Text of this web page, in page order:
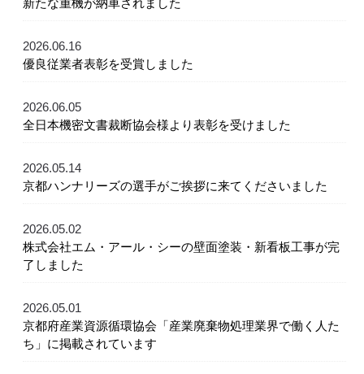
新たな重機が納車されました
2026.06.16
優良従業者表彰を受賞しました
2026.06.05
全日本機密文書裁断協会様より表彰を受けました
2026.05.14
京都ハンナリーズの選手がご挨拶に来てくださいました
2026.05.02
株式会社エム・アール・シーの壁面塗装・新看板工事が完
了しました
2026.05.01
京都府産業資源循環協会「産業廃棄物処理業界で働く人た
ち」に掲載されています